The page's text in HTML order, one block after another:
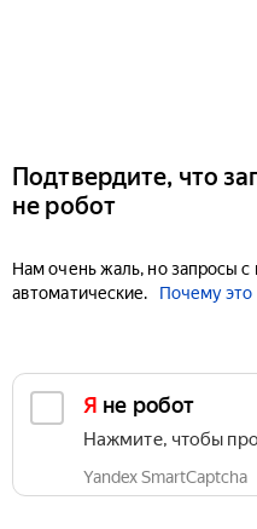
Подтвердите, что
не робот
Нам очень жаль, но запросы
автоматические.
Почему это
Я не робот
Нажмите, чтобы
Yandex SmartCaptcha